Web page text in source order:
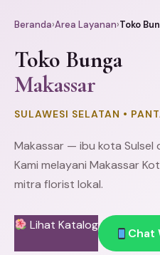
Beranda›Area Layanan›Toko
Toko Bunga
Makassar
SULAWESI SELATAN •
Makassar — ibu kota Sulsel
Kami melayani Makassar
mitra florist lokal.
Lihat Katalog
Chat